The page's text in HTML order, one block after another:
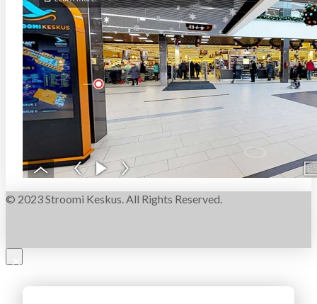
© 2023 Stroomi Keskus. All Rights Reserved.
×